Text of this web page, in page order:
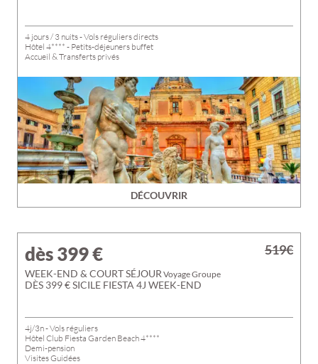
4 jours / 3 nuits - Vols réguliers directs
Hôtel 4**** - Petits-déjeuners buffet
Accueil & Transferts privés
DÉCOUVRIR
dès 399€
WEEK-END & COURT SÉJOUR Voyage Groupe
DÈS 399 € SICILE FIESTA 4J WEEK-END
4j/3n - Vols réguliers
Hôtel Club Fiesta Garden Beach 4****
Demi-pension
Visites Guidées
519€